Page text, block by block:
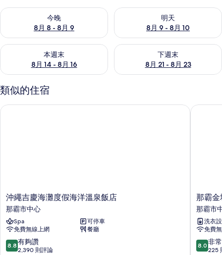
今晚
8月 8 - 8月 9
查看今晚 (8月 8 - 8月 9) 的供應情況
明天
8月 9 - 8月 10
查看明天 (8月 9 - 8月 10) 的供
本週末
8月 14 - 8月 16
查看本週末 (8月 14 - 8月 16) 的供應情況
下週末
8月 21 - 8月 23
查看下週末 (8月 21 - 8月 23)
類似的住宿
沖
繩
吉
慶
海
灘
度
沖繩吉慶海灘度假海洋溫泉飯店
那霸市中心
Spa
可停車
免費無線上網
餐廳
8.8
分，
8.8 有夠讚
2,390 則評論
沖繩吉慶海灘度假海洋溫泉飯店
那
霸
金
城
先
生
飯
那霸金
那霸市
洗衣
免費
8.0
分，
8.0 非
225
那霸金